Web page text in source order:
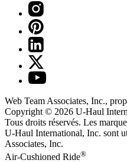
Web Team Associates, Inc.,
Copyright © 2026 U-Haul
Tous droits réservés. Les
U-Haul International, Inc. sont
Associates, Inc.
Air-Cushioned Ride®